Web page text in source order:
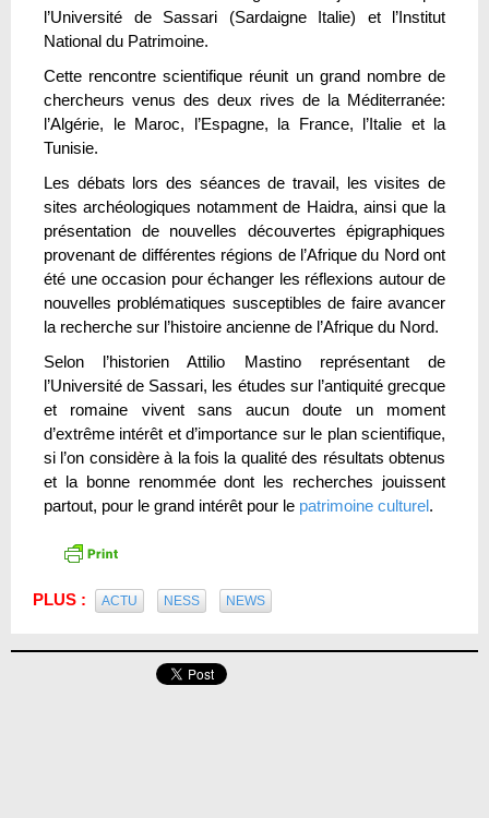
l’Université de Sassari (Sardaigne Italie) et l’Institut
National du Patrimoine.
Cette rencontre scientifique réunit un grand nombre de
chercheurs venus des deux rives de la Méditerranée:
l’Algérie, le Maroc, l’Espagne, la France, l’Italie et la
Tunisie.
Les débats lors des séances de travail, les visites de
sites archéologiques notamment de Haidra, ainsi que la
présentation de nouvelles découvertes épigraphiques
provenant de différentes régions de l’Afrique du Nord ont
été une occasion pour échanger les réflexions autour de
nouvelles problématiques susceptibles de faire avancer
la recherche sur l’histoire ancienne de l’Afrique du Nord.
Selon l’historien Attilio Mastino représentant de
l’Université de Sassari, les études sur l’antiquité grecque
et romaine vivent sans aucun doute un moment
d’extrême intérêt et d’importance sur le plan scientifique,
si l’on considère à la fois la qualité des résultats obtenus
et la bonne renommée dont les recherches jouissent
partout, pour le grand intérêt pour le patrimoine culturel.
PLUS : ACTU NESS NEWS